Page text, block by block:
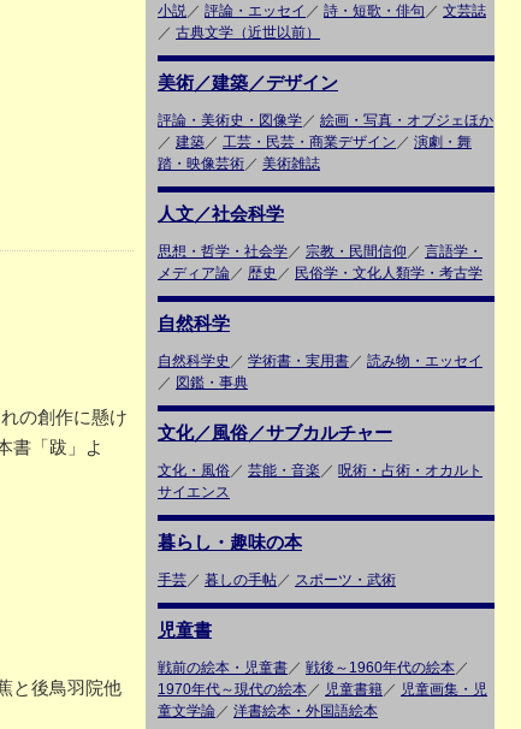
の創作に懸け
書「跋」よ
と後鳥羽院他
小説／ 評論・エッセイ ／ 詩・短歌・俳句 ／ 文芸誌
／ 古典文学（近世以前）
美術／建築／デザイン
評論・美術史・図像学／ 絵画・写真・オブジェほか
／ 建築／ 工芸・民芸・商業デザイン ／ 演劇・舞
踏・映像芸術／ 美術雑誌
人文／社会科学
思想・哲学・社会学／ 宗教・民間信仰 ／ 言語学・
メディア論／ 歴史 ／ 民俗学・文化人類学・考古学
自然科学
自然科学史 ／ 学術書・実用書／ 読み物・エッセイ
／ 図鑑・事典
文化／風俗／サブカルチャー
文化・風俗／ 芸能・音楽 ／ 呪術・占術・オカルト
サイエンス
暮らし・趣味の本
手芸／ 暮しの手帖／ スポーツ・武術
児童書
戦前の絵本・児童書／ 戦後～1960年代の絵本／
1970年代～現代の絵本／ 児童書籍／ 児童画集・児
童文学論／ 洋書絵本・外国語絵本